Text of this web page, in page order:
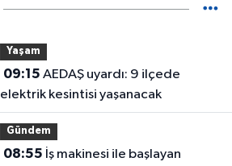
Yaşam
09:15
elektrik kesintisi yaşanacak
Gündem
08:55